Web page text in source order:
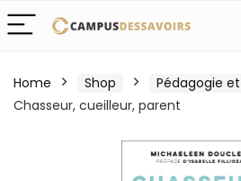
Home Shop
Pédagogie
Chasseur, cueilleur, parent